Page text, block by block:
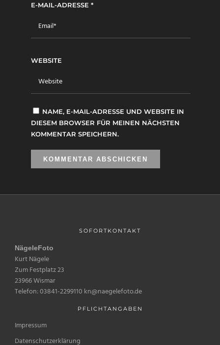
E-MAIL-ADRESSE *
WEBSITE
NAME, E-MAIL-ADRESSE UND WEBSITE IN
DIESEM BROWSER FÜR MEINEN NÄCHSTEN
KOMMENTAR SPEICHERN.
SOFORTKONTAKT
NägeleFoto
Kurt Nägele
Zum Festplatz 23
23966 Wismar
Telefon: 03841-2299110 kn@naegelefoto.de
PFLICHTANGABEN
Impressum
Datenschutzerklärung